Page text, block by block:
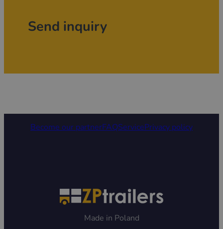
Send inquiry
Become our partnerFAQServicePrivacy policy
Made in Poland